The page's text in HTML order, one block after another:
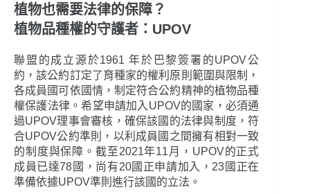
植物也需要法律的保障？
植物品種權的守護者：UPOV
聯盟的成立源於1961 年於巴黎簽署的UPOV公
約，該公約訂定了育種家的權利原則範圍與限制，
各成員國可依國情，制定符合公約精神的植物品種
權保護法律。希望申請加入UPOV的國家，必須通
過UPOV理事會審核，確保該國的法律與制度，符
合UPOV公約準則，以利成員國之間擁有相對一致
的制度與保障。截至2021年11月，UPOV的正式
成員已達78國，尚有20國正申請加入，23國正在
準備依據UPOV準則進行該國的立法。